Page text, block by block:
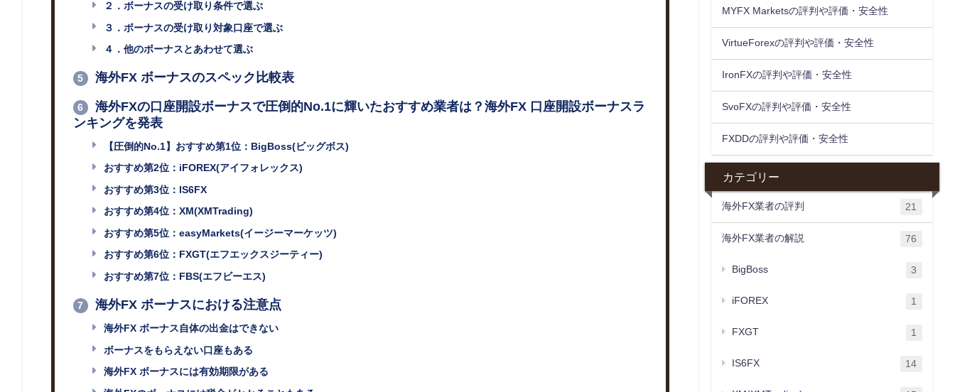
２．ボーナスの受け取り条件で選ぶ
３．ボーナスの受け取り対象口座で選ぶ
４．他のボーナスとあわせて選ぶ
5 海外FX ボーナスのスペック比較表
6
海外FXの口座開設ボーナスで圧倒的No.1に輝いたおすすめ業者は？海外FX 口座開設ボーナスラ
ンキングを発表
【圧倒的No.1】おすすめ第1位：BigBoss(ビッグボス)
おすすめ第2位：iFOREX(アイフォレックス)
おすすめ第3位：IS6FX
おすすめ第4位：XM(XMTrading)
おすすめ第5位：easyMarkets(イージーマーケッツ)
おすすめ第6位：FXGT(エフエックスジーティー)
おすすめ第7位：FBS(エフビーエス)
7 海外FX ボーナスにおける注意点
海外FX ボーナス自体の出金はできない
ボーナスをもらえない口座もある
海外FX ボーナスには有効期限がある
MYFX Marketsの評判や評価・安全性
VirtueForexの評判や評価・安全性
IronFXの評判や評価・安全性
SvoFXの評判や評価・安全性
FXDDの評判や評価・安全性
カテゴリー
海外FX業者の評判 21
海外FX業者の解説 76
BigBoss 3
iFOREX 1
FXGT 1
IS6FX 14